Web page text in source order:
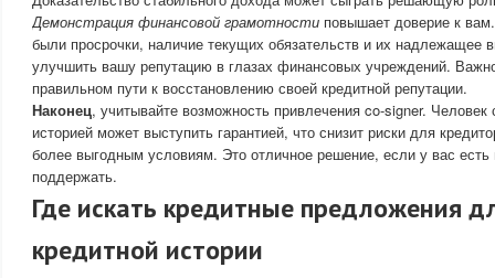
Демонстрация финансовой грамотности повышает доверие к
были просрочки, наличие текущих обязательств и их надлежащее
улучшить вашу репутацию в глазах финансовых учреждений.
правильном пути к восстановлению своей кредитной репутации.
Наконец, учитывайте возможность привлечения co-signer. Человек
историей может выступить гарантией, что снизит риски для
более выгодным условиям. Это отличное решение, если у вас
поддержать.
Где искать кредитные предложения
кредитной истории